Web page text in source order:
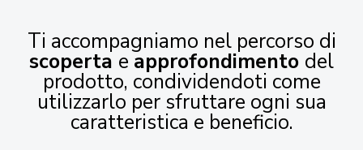
Ti accompagniamo nel percorso di
scoperta e approfondimento del
prodotto, condividendoti come
utilizzarlo per sfruttare ogni sua
caratteristica e beneficio.